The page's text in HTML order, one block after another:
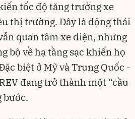
tốc độ tăng trưởng xe
thị trường. Đây là động thái
quan tâm xe điện, nhưng
bộ về hạ tầng sạc khiến họ
biệt ở Mỹ và Trung Quốc -
đang trở thành một “cầu
bước.